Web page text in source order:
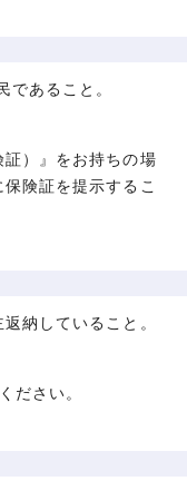
であること。
証）』をお持ちの場
険証を提示するこ
納していること。
ださい。